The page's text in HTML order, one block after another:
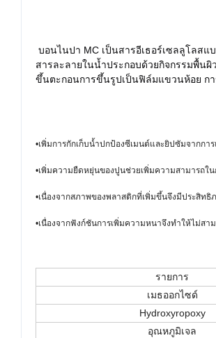
บอนไนปา MC เป็นสารอีเธอร์เซลลูโลส
สารละลายในน้ำประกอบด้วยกิจกรรมพื้น
ขึ้นตะกอนการขึ้นรูปเป็นฟิล์มแขวนห้อย ก
•เพิ่มการกักเก็บน้ำปกป้องซีเมนต์และยิปซัมจากกา
•เพิ่มความยืดหยุ่นของปูนช่วยเพิ่มความสามารถใ
•เนื่องจากสภาพของพลาสติกที่เพิ่มขึ้นจึงมีประสิทธิ
•เนื่องจากฟังก์ชันการเพิ่มความหนาจึงทำให้ไม่ส
รายการ
เมธออกไซด์
Hydroxyropoxy
อุณหภูมิเจล